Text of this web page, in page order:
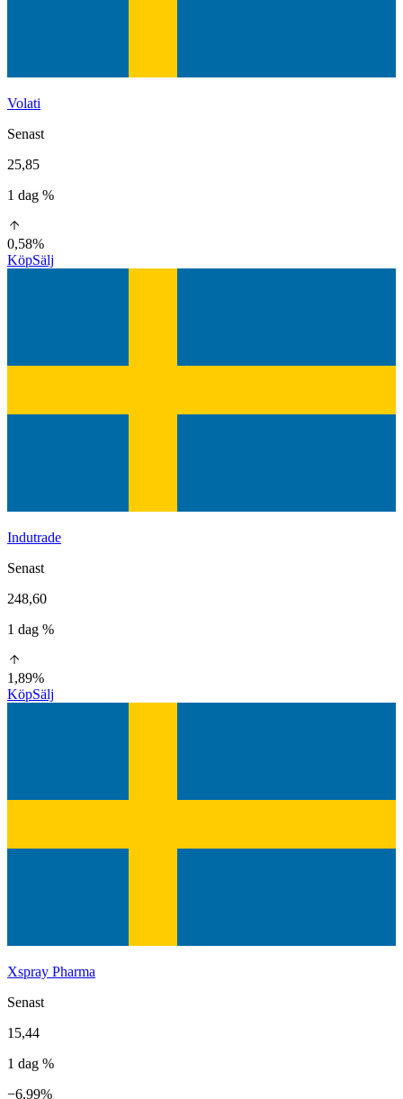
Volati
Senast
25,85
1 dag %
0,58%
KöpSälj
Indutrade
Senast
248,60
1 dag %
1,89%
KöpSälj
Xspray Pharma
Senast
15,44
1 dag %
−6,99%